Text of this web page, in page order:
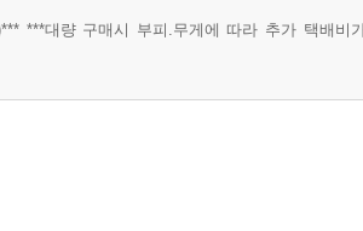
***대량 구매시 부피.무게에 따라 추가 택배비